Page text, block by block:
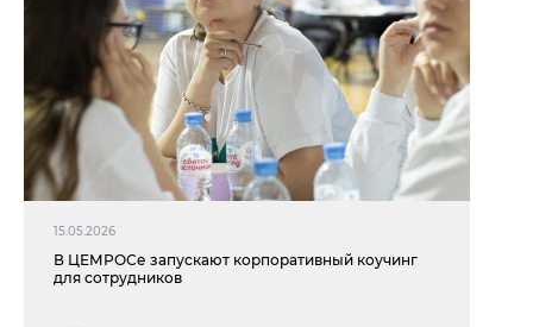
15.05.2026
В ЦЕМРОСе запускают корпоративный коучинг
для сотрудников